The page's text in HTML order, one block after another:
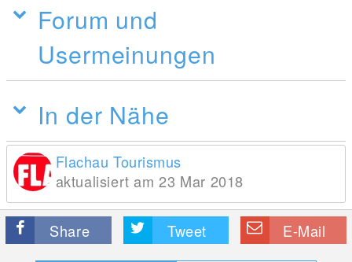
Forum und
Usermeinungen
In der Nähe
Flachau Tourismus
aktualisiert am 23 Mar 2018
Share Tweet E-Mail